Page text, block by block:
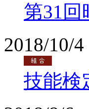
第31
2018/10/4
技能